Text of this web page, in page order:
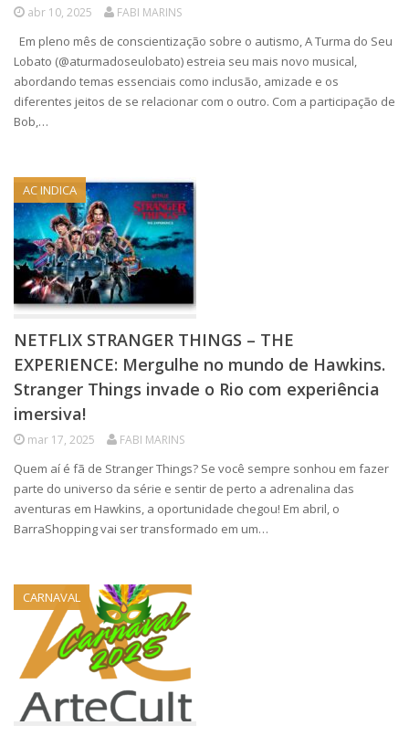
abr 10, 2025 FABI MARINS
Em pleno mês de conscientização sobre o autismo, A Turma do Seu
Lobato (@aturmadoseulobato) estreia seu mais novo musical,
abordando temas essenciais como inclusão, amizade e os
diferentes jeitos de se relacionar com o outro. Com a participação de
Bob,…
AC INDICA
NETFLIX STRANGER THINGS – THE
EXPERIENCE: Mergulhe no mundo de Hawkins.
Stranger Things invade o Rio com experiência
imersiva!
mar 17, 2025 FABI MARINS
Quem aí é fã de Stranger Things? Se você sempre sonhou em fazer
parte do universo da série e sentir de perto a adrenalina das
aventuras em Hawkins, a oportunidade chegou! Em abril, o
BarraShopping vai ser transformado em um…
CARNAVAL